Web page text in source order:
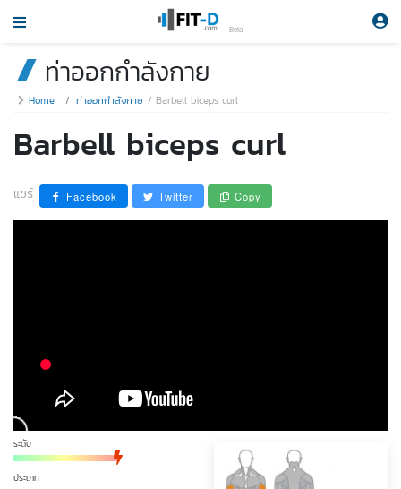
Beta
ท่าออกกำลังกาย
Home ท่าออกกำลังกาย Barbell biceps curl
Barbell biceps curl
แชร์ Facebook Twitter Copy
ระดับ
ประเภท